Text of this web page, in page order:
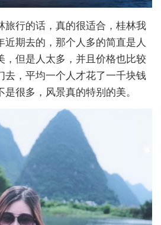
旅行的话，真的很适合，桂林我
期去的，那个人多的简直是人
，但是人太多，并且价格也比较
去，平均一个人才花了一千块钱
很多，风景真的特别的美。